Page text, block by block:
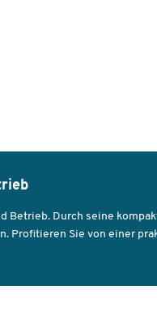
Betrieb. Durch seine
Profitieren Sie von einer